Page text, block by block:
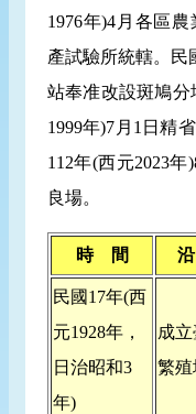
1976年)4月各區
產試驗所統轄。民
站奉准改設斑鳩分
1999年)7月1日精
112年(西元2023
良場。
時 間
民國17年(西
元1928年，
日治昭和3
年)
成
繁殖